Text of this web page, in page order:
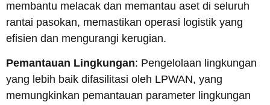
membantu melacak dan memantau aset di seluruh
rantai pasokan, memastikan operasi logistik yang
efisien dan mengurangi kerugian.
Pemantauan Lingkungan: Pengelolaan lingkungan
yang lebih baik difasilitasi oleh LPWAN, yang
memungkinkan pemantauan parameter lingkungan